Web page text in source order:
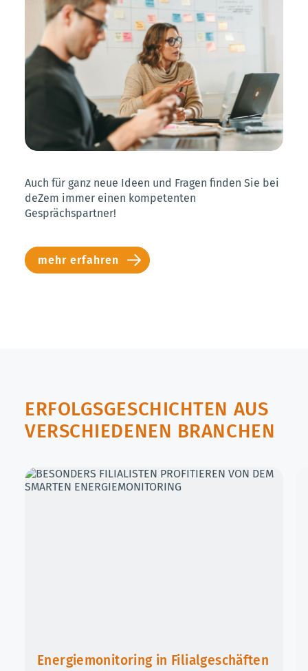
Auch für ganz neue Ideen und Fragen finden Sie bei
deZem immer einen kompetenten
Gesprächspartner!
mehr erfahren
ERFOLGSGESCHICHTEN AUS
VERSCHIEDENEN BRANCHEN
Energie­monitoring in Filial­geschäften